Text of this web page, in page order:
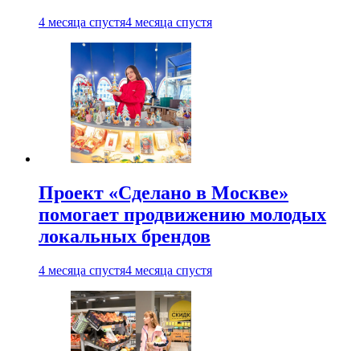
4 месяца спустя4 месяца спустя
Проект «Сделано в Москве»
помогает продвижению молодых
локальных брендов
4 месяца спустя4 месяца спустя